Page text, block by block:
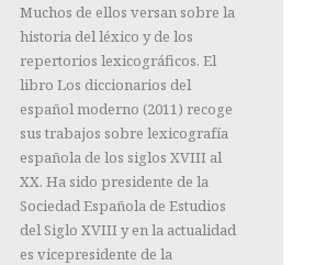
Muchos de ellos versan sobre la
historia del léxico y de los
repertorios lexicográficos. El
libro Los diccionarios del
español moderno (2011) recoge
sus trabajos sobre lexicografía
española de los siglos XVIII al
XX. Ha sido presidente de la
Sociedad Española de Estudios
del Siglo XVIII y en la actualidad
es vicepresidente de la